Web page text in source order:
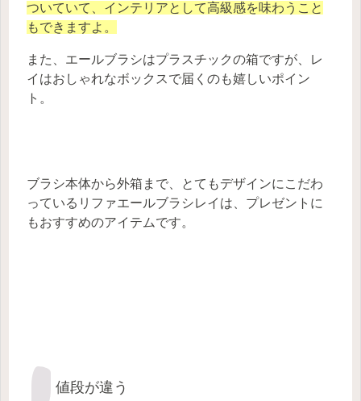
ついていて、インテリアとして高級感を味わうこと
もできますよ。
また、エールブラシはプラスチックの箱ですが、レ
イはおしゃれなボックスで届くのも嬉しいポイン
ト。
ブラシ本体から外箱まで、とてもデザインにこだわ
っているリファエールブラシレイは、プレゼントに
もおすすめのアイテムです。
値段が違う